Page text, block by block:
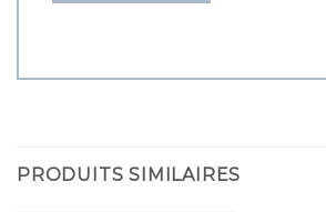
PRODUITS SIMILAIRES